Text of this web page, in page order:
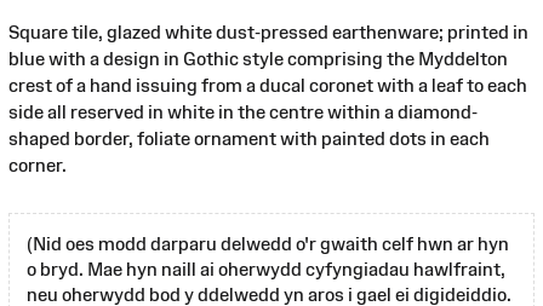
Square tile, glazed white dust-pressed earthenware; printed in
blue with a design in Gothic style comprising the Myddelton
crest of a hand issuing from a ducal coronet with a leaf to each
side all reserved in white in the centre within a diamond-
shaped border, foliate ornament with painted dots in each
corner.
(Nid oes modd darparu delwedd o'r gwaith celf hwn ar hyn
o bryd. Mae hyn naill ai oherwydd cyfyngiadau hawlfraint,
neu oherwydd bod y ddelwedd yn aros i gael ei digideiddio.